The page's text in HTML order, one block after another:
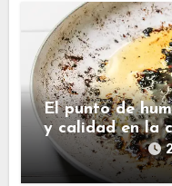
El punto de
y calidad en la